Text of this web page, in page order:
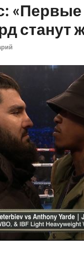
станут